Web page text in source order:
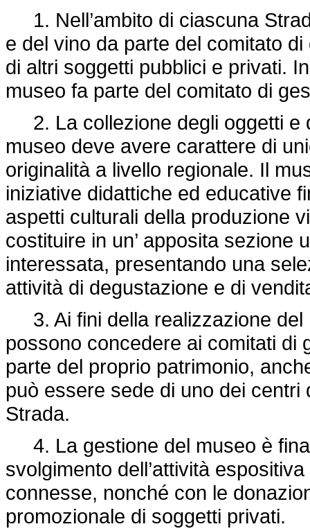
1. Nell’ambito di ciascuna
e del vino da parte del comitato
di altri soggetti pubblici e privati.
museo fa parte del comitato di
2. La collezione degli oggetti e
museo deve avere carattere di
originalità a livello regionale. Il
iniziative didattiche ed educative
aspetti culturali della produzione
costituire in un’ apposita sezione
interessata, presentando una
attività di degustazione e di
3. Ai fini della realizzazione del
possono concedere ai comitati di
parte del proprio patrimonio,
può essere sede di uno dei
Strada.
4. La gestione del museo è
svolgimento dell’attività
connesse, nonché con le
promozionale di soggetti privati.